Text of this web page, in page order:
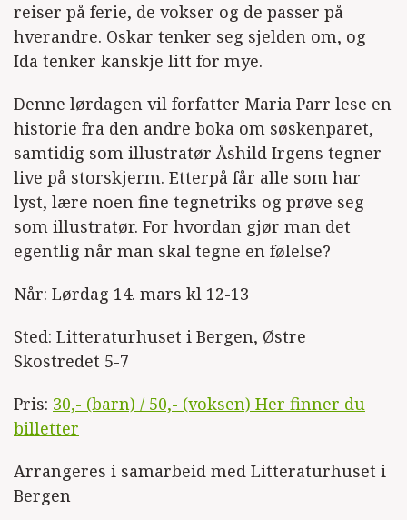
reiser på ferie, de vokser og de passer på
hverandre. Oskar tenker seg sjelden om, og
Ida tenker kanskje litt for mye.
Denne lørdagen vil forfatter Maria Parr lese en
historie fra den andre boka om søskenparet,
samtidig som illustratør Åshild Irgens tegner
live på storskjerm. Etterpå får alle som har
lyst, lære noen fine tegnetriks og prøve seg
som illustratør. For hvordan gjør man det
egentlig når man skal tegne en følelse?
Når: Lørdag 14. mars kl 12-13
Sted: Litteraturhuset i Bergen, Østre
Skostredet 5-7
Pris: 30,- (barn) / 50,- (voksen) Her finner du
billetter
Arrangeres i samarbeid med Litteraturhuset i
Bergen